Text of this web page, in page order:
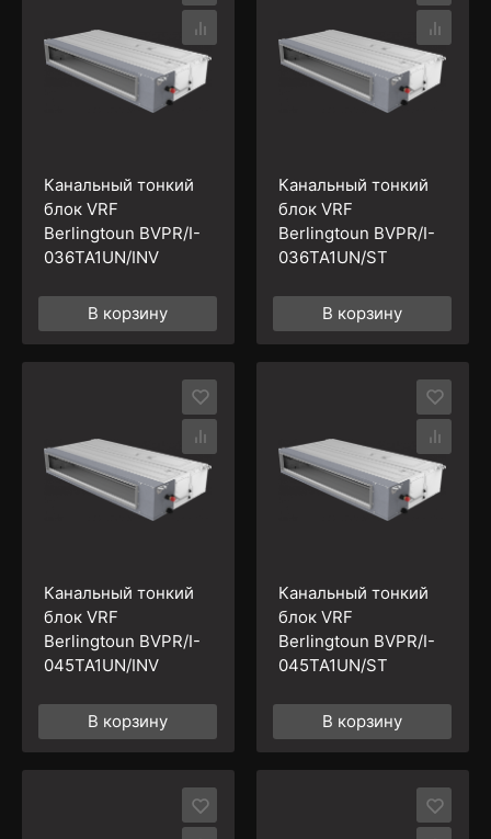
Канальный тонкий
блок VRF
Berlingtoun BVPR/I-
036TA1UN/INV
В корзину
Канальный тонкий
блок VRF
Berlingtoun BVPR/I-
036TA1UN/ST
В корзину
Канальный тонкий
блок VRF
Berlingtoun BVPR/I-
045TA1UN/INV
В корзину
Канальный тонкий
блок VRF
Berlingtoun BVPR/I-
045TA1UN/ST
В корзину